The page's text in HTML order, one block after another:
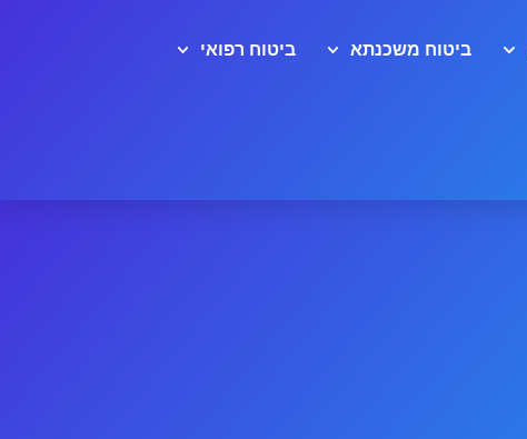
ביטוח משכנתא ביטוח רפואי